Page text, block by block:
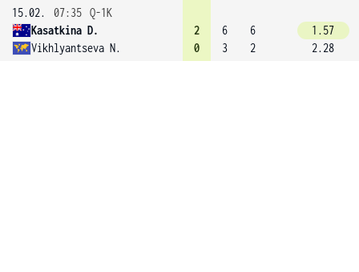
15.02. 07:35 Q-1K
Kasatkina D.
Vikhlyantseva N.
2
0
6
3
6
2
1.57
2.28